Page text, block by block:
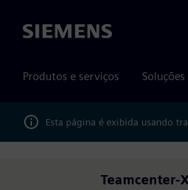
Siemens
Produtos e serviços Soluções
Esta página é exibida usando
Teamcenter-